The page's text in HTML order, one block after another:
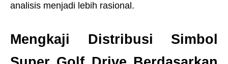
analisis menjadi lebih rasional.
Mengkaji Distribusi Simbol